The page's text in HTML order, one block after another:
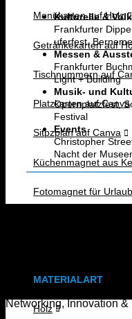
Menükarten auf Holz
Getränkekarten auf
Tischnummern auf
Platzkarten auf Canva
Sitpzplan auf Canva
Küchenmagnet aus
Fotomagnet für
MATERIALART
Holz
Kulturelle &
Frankfurter
uferfest,
Messen &
Frankfurter
Light + Building
Musik- und
Opernplatzfest,
Festival
Events
Christopher
Nacht der
Networking, Innovation